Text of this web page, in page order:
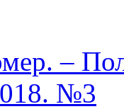
–
№3